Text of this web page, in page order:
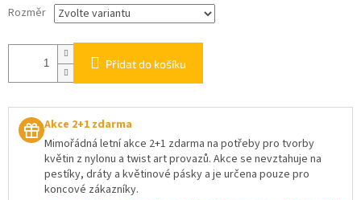
Rozměr
Přidat do košíku
Akce 2+1 zdarma
Mimořádná letní akce 2+1 zdarma na potřeby pro tvorby
květin z nylonu a twist art provazů. Akce se nevztahuje na
pestíky, dráty a květinové pásky a je určena pouze pro
koncové zákazníky.